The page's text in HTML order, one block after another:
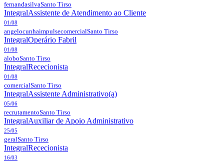
fernandasilvaSanto Tirso
IntegralAssistente de Atendimento ao Cliente
01/08
angelocunhaimpulsecomercialSanto Tirso
IntegralOperário Fabril
01/08
aloboSanto Tirso
IntegralRececionista
01/08
comercialSanto Tirso
IntegralAssistente Administrativo(a)
05/06
recrutamentoSanto Tirso
IntegralAuxiliar de Apoio Administrativo
25/05
geralSanto Tirso
IntegralRececionista
16/03